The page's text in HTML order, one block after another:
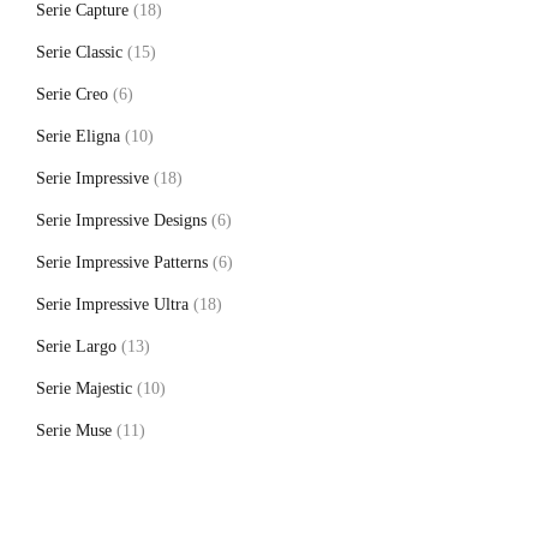
Serie Capture (18)
Serie Classic (15)
Serie Creo (6)
Serie Eligna (10)
Serie Impressive (18)
Serie Impressive Designs (6)
Serie Impressive Patterns (6)
Serie Impressive Ultra (18)
Serie Largo (13)
Serie Majestic (10)
Serie Muse (11)